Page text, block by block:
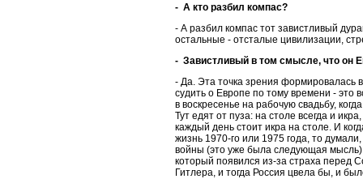
- А кто разбил компас?
- А разбил компас тот завистливый
остальные - отсталые цивилизации,
- Завистливый в том смысле, что он
- Да. Эта точка зрения
судить о Европе по тому времени - это
в воскресенье на рабочую свадьбу,
Тут едят от пуза: на столе всегда и
каждый день стоит икра на столе. И
жизнь 1970-го или 1975 года, то
войны (это уже была следующая мысль)
который появился из-за страха перед
Гитлера, и тогда Россия цвела бы, и